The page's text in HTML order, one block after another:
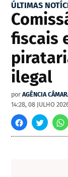
ÚLTIMAS
fiscais
ilegal
por AGÊNCIA
14:28, 08 JULHO